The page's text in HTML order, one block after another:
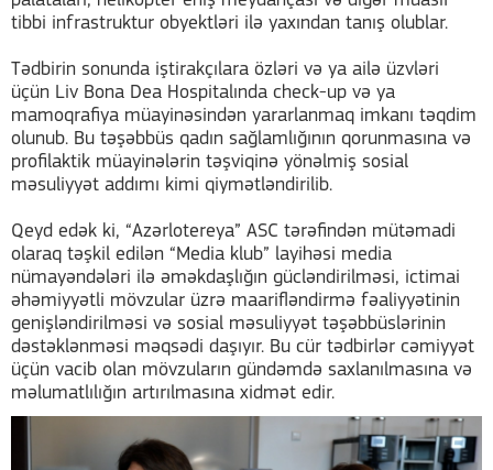
tibbi infrastruktur obyektləri ilə yaxından tanış olublar.
Tədbirin sonunda iştirakçılara özləri və ya ailə üzvləri
üçün Liv Bona Dea Hospitalında check-up və ya
mamoqrafiya müayinəsindən yararlanmaq imkanı təqdim
olunub. Bu təşəbbüs qadın sağlamlığının qorunmasına və
profilaktik müayinələrin təşviqinə yönəlmiş sosial
məsuliyyət addımı kimi qiymətləndirilib.
Qeyd edək ki, “Azərlotereya” ASC tərəfindən mütəmadi
olaraq təşkil edilən “Media klub” layihəsi media
nümayəndələri ilə əməkdaşlığın gücləndirilməsi, ictimai
əhəmiyyətli mövzular üzrə maarifləndirmə fəaliyyətinin
genişləndirilməsi və sosial məsuliyyət təşəbbüslərinin
dəstəklənməsi məqsədi daşıyır. Bu cür tədbirlər cəmiyyət
üçün vacib olan mövzuların gündəmdə saxlanılmasına və
məlumatlılığın artırılmasına xidmət edir.